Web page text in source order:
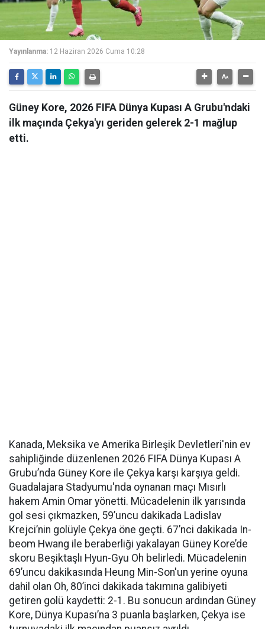
Yayınlanma: 12 Haziran 2026 Cuma 10:28
Güney Kore, 2026 FIFA Dünya Kupası A Grubu'ndaki
ilk maçında Çekya'yı geriden gelerek 2-1 mağlup
etti.
Kanada, Meksika ve Amerika Birleşik Devletleri'nin ev
sahipliğinde düzenlenen 2026 FIFA Dünya Kupası A
Grubu’nda Güney Kore ile Çekya karşı karşıya geldi.
Guadalajara Stadyumu'nda oynanan maçı Mısırlı
hakem Amin Omar yönetti. Mücadelenin ilk yarısında
gol sesi çıkmazken, 59’uncu dakikada Ladislav
Krejci’nin golüyle Çekya öne geçti. 67’nci dakikada In-
beom Hwang ile beraberliği yakalayan Güney Kore’de
skoru Beşiktaşlı Hyun-Gyu Oh belirledi. Mücadelenin
69’uncu dakikasında Heung Min-Son'un yerine oyuna
dahil olan Oh, 80’inci dakikada takımına galibiyeti
getiren golü kaydetti: 2-1. Bu sonucun ardından Güney
Kore, Dünya Kupası’na 3 puanla başlarken, Çekya ise